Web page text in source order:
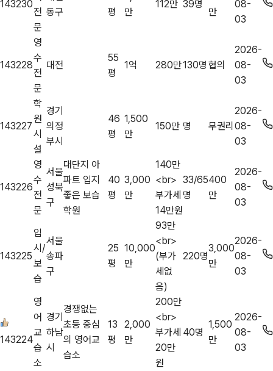
143230
전
문
동구
평
만
112만 39명
만
08-
03
143228
영
수
전
문
대전
55
평
1억 280만130명 협의
2026-
08-
03
143227
학
원
시
설
경기
의정
부시
46
평
1,500
만
150만 명 무권리
2026-
08-
03
143226
영
수
전
문
서울
성북
구
대단지 아
파트 입지
좋은 보습
학원
40
평
3,000
만
140만
<br>
부가세
14만원
33/65
명
400
만
2026-
08-
03
143225
입
시/
보
습
서울
송파
구
25
평
10,000
만
93만
<br>
(부가
세없
음)
220명
3,000
만
2026-
08-
03
143224
영
어
교
습
소
경기
하남
시
경쟁없는
초등 중심
의 영어교
습소
13
평
2,000
만
200만
<br>
부가세
20만
원
40명
1,500
만
2026-
08-
03